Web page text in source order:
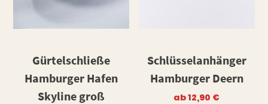
Gürtelschließe
Hamburger Hafen
Skyline groß
Schlüsselanhänger
Hamburger Deern
ab12,90 €